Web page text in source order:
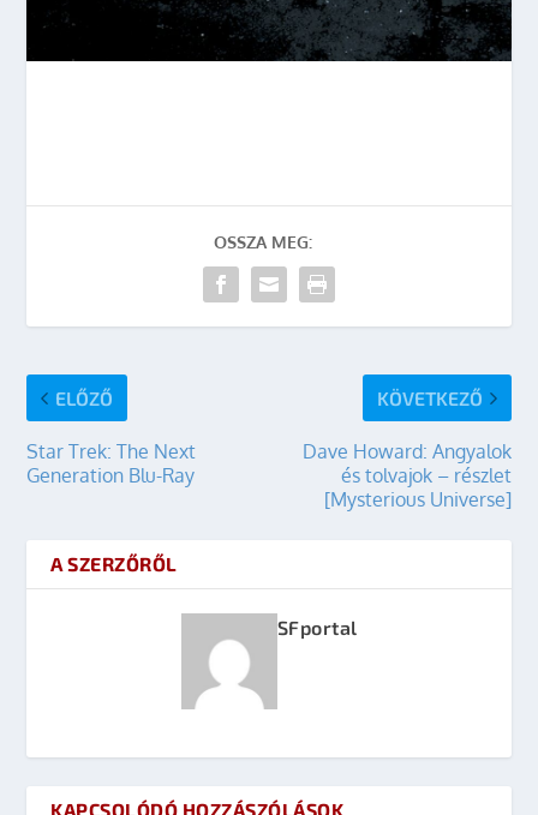
OSSZA MEG:
ELŐZŐ
Star Trek: The Next
Generation Blu-Ray
KÖVETKEZŐ
Dave Howard: Angyalok
és tolvajok – részlet
[Mysterious Universe]
A SZERZŐRŐL
SFportal
KAPCSOLÓDÓ HOZZÁSZÓLÁSOK